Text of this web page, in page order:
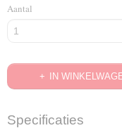
Aantal
IN
Specificaties